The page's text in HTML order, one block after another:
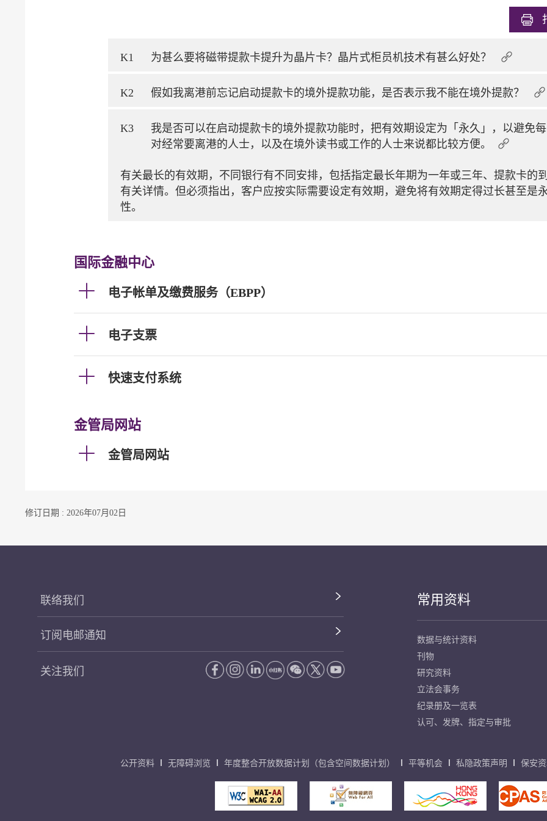
K1 为甚么要将磁带提款卡提升为晶片卡？晶片式柜员机技术有甚么好处？
K2 假如我离港前忘记启动提款卡的境外提款功能，是否表示我不能在境外提款？
K3
我是否可以在启动提款卡的境外提款功能时，把有效期设定为「永久」，以避免
对经常要离港的人士，以及在境外读书或工作的人士来说都比较方便。
有关最长的有效期，不同银行有不同安排，包括指定最长年期为一年或三年、提款卡的
有关详情。但必须指出，客户应按实际需要设定有效期，避免将有效期定得过长甚至是
性。
国际金融中心
电子帐单及缴费服务（EBPP）
电子支票
快速支付系统
金管局网站
金管局网站
修订日期 : 2026年07月02日
联络我们
订阅电邮通知
关注我们
常用资料
数据与统计资料
刊物
研究资料
立法会事务
纪录册及一览表
认可、发牌、指定与审批
公开资料 无障碍浏览 年度整合开放数据计划（包含空间数据计划） 平等机会 私隐政策声明 保安